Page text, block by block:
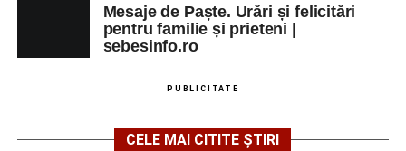
Mesaje de Paște. Urări și felicitări
pentru familie și prieteni |
sebesinfo.ro
PUBLICITATE
CELE MAI CITITE ȘTIRI